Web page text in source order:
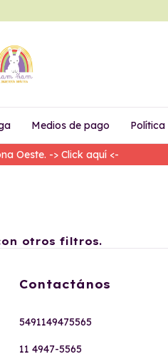
Oeste. -> Click aquí <-
Medios de pago
otros filtros.
Contactános
5491149475565
11 4947-5565